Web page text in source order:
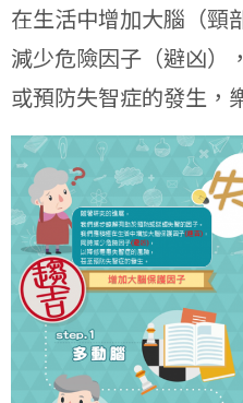
在生活中增加大腦（頸
減少危險因子（避凶）
或預防失智症的發生，